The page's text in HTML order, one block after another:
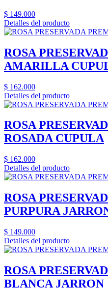
$ 149.000
Detalles del producto
ROSA
AMARILLA
$ 162.000
Detalles del producto
ROSA
ROSADA CUPULA
$ 162.000
Detalles del producto
ROSA
PURPURA
$ 149.000
Detalles del producto
ROSA
BLANCA JARRON